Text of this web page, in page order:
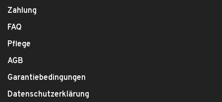
Zahlung
FAQ
Pflege
AGB
Garantiebedingungen
Datenschutzerklärung